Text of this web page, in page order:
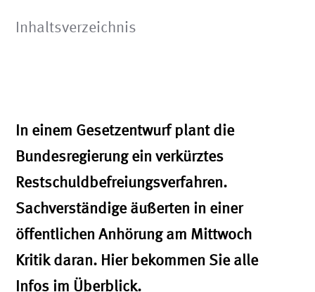
Inhaltsverzeichnis
In einem Gesetzentwurf plant die
Bundesregierung ein verkürztes
Restschuldbefreiungsverfahren.
Sachverständige äußerten in einer
öffentlichen Anhörung am Mittwoch
Kritik daran. Hier bekommen Sie alle
Infos im Überblick.